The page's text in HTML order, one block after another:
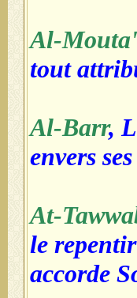
Al-
tout
Al-Barr,
envers
At-
le
accorde